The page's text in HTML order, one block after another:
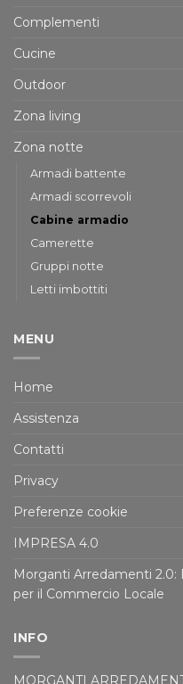
Complementi
Cucine
Outdoor
Zona living
Zona notte
Armadi battente
Armadi scorrevoli
Cabine armadio
Camerette
Gruppi notte
Letti imbottiti
MENU
Home
Assistenza
Contatti
Privacy
Preferenze cookie
IMPRESA 4.0
Morganti Arredamenti 2.0:
per il Commercio Locale
INFO
MORGANTI